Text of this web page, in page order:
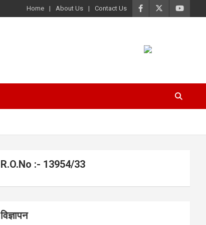
Home About Us Contact Us
R.O.No :- 13954/33
विज्ञापन